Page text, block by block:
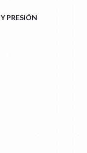
PRESIÓN